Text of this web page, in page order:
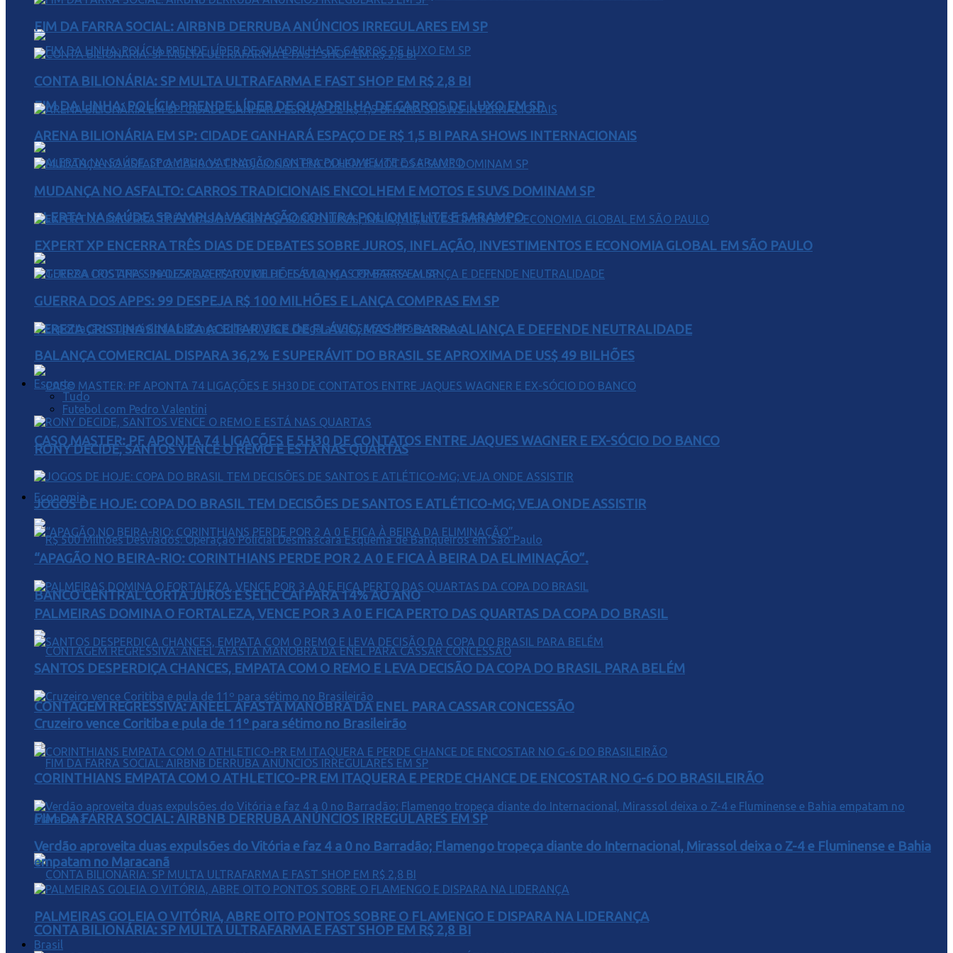
FIM DA LINHA: POLÍCIA PRENDE LÍDER DE QUADRILHA DE CARROS DE LUXO EM SP
ALERTA NA SAÚDE: SP AMPLIA VACINAÇÃO CONTRA POLIOMIELITE E SARAMPO
TEREZA CRISTINA SINALIZA ACEITAR VICE DE FLÁVIO, MAS PP BARRA ALIANÇA E DEFENDE NEUTRALIDADE
CASO MASTER: PF APONTA 74 LIGAÇÕES E 5H30 DE CONTATOS ENTRE JAQUES WAGNER E EX-SÓCIO DO BANCO
Economia
BANCO CENTRAL CORTA JUROS E SELIC CAI PARA 14% AO ANO
CONTAGEM REGRESSIVA: ANEEL AFASTA MANOBRA DA ENEL PARA CASSAR CONCESSÃO
FIM DA FARRA SOCIAL: AIRBNB DERRUBA ANÚNCIOS IRREGULARES EM SP
CONTA BILIONÁRIA: SP MULTA ULTRAFARMA E FAST SHOP EM R$ 2,8 BI
FIM DA FARRA SOCIAL: AIRBNB DERRUBA ANÚNCIOS IRREGULARES EM SP
CONTA BILIONÁRIA: SP MULTA ULTRAFARMA E FAST SHOP EM R$ 2,8 BI
ARENA BILIONÁRIA EM SP: CIDADE GANHARÁ ESPAÇO DE R$ 1,5 BI PARA SHOWS INTERNACIONAIS
MUDANÇA NO ASFALTO: CARROS TRADICIONAIS ENCOLHEM E MOTOS E SUVS DOMINAM SP
EXPERT XP ENCERRA TRÊS DIAS DE DEBATES SOBRE JUROS, INFLAÇÃO, INVESTIMENTOS E ECONOMIA GLOBAL EM SÃO PAULO
GUERRA DOS APPS: 99 DESPEJA R$ 100 MILHÕES E LANÇA COMPRAS EM SP
BALANÇA COMERCIAL DISPARA 36,2% E SUPERÁVIT DO BRASIL SE APROXIMA DE US$ 49 BILHÕES
Esporte
Tudo
Futebol com Pedro Valentini
RONY DECIDE, SANTOS VENCE O REMO E ESTÁ NAS QUARTAS
JOGOS DE HOJE: COPA DO BRASIL TEM DECISÕES DE SANTOS E ATLÉTICO-MG; VEJA ONDE ASSISTIR
“APAGÃO NO BEIRA-RIO: CORINTHIANS PERDE POR 2 A 0 E FICA À BEIRA DA ELIMINAÇÃO”.
PALMEIRAS DOMINA O FORTALEZA, VENCE POR 3 A 0 E FICA PERTO DAS QUARTAS DA COPA DO BRASIL
SANTOS DESPERDIÇA CHANCES, EMPATA COM O REMO E LEVA DECISÃO DA COPA DO BRASIL PARA BELÉM
Cruzeiro vence Coritiba e pula de 11º para sétimo no Brasileirão
CORINTHIANS EMPATA COM O ATHLETICO-PR EM ITAQUERA E PERDE CHANCE DE ENCOSTAR NO G-6 DO BRASILEIRÃO
Verdão aproveita duas expulsões do Vitória e faz 4 a 0 no Barradão; Flamengo tropeça diante do Internacional, Mirassol deixa o Z-4 e Fluminense e Bahia
empatam no Maracanã
PALMEIRAS GOLEIA O VITÓRIA, ABRE OITO PONTOS SOBRE O FLAMENGO E DISPARA NA LIDERANÇA
Brasil